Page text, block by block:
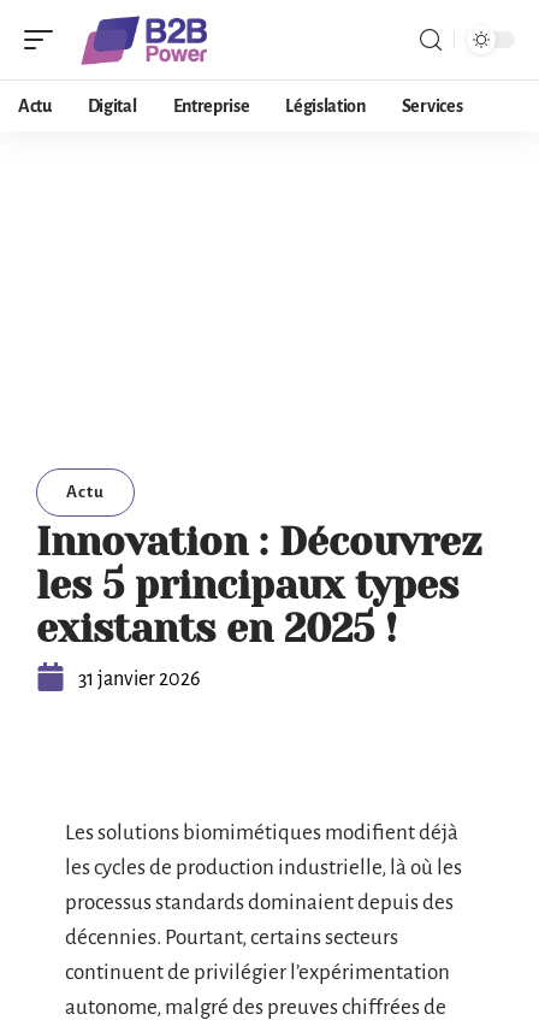
Actu Digital Entreprise Législation Services
Actu
Innovation : Découvrez
les 5 principaux types
existants en 2025 !
31 janvier 2026
Les solutions biomimétiques modifient déjà
les cycles de production industrielle, là où les
processus standards dominaient depuis des
décennies. Pourtant, certains secteurs
continuent de privilégier l’expérimentation
autonome, malgré des preuves chiffrées de